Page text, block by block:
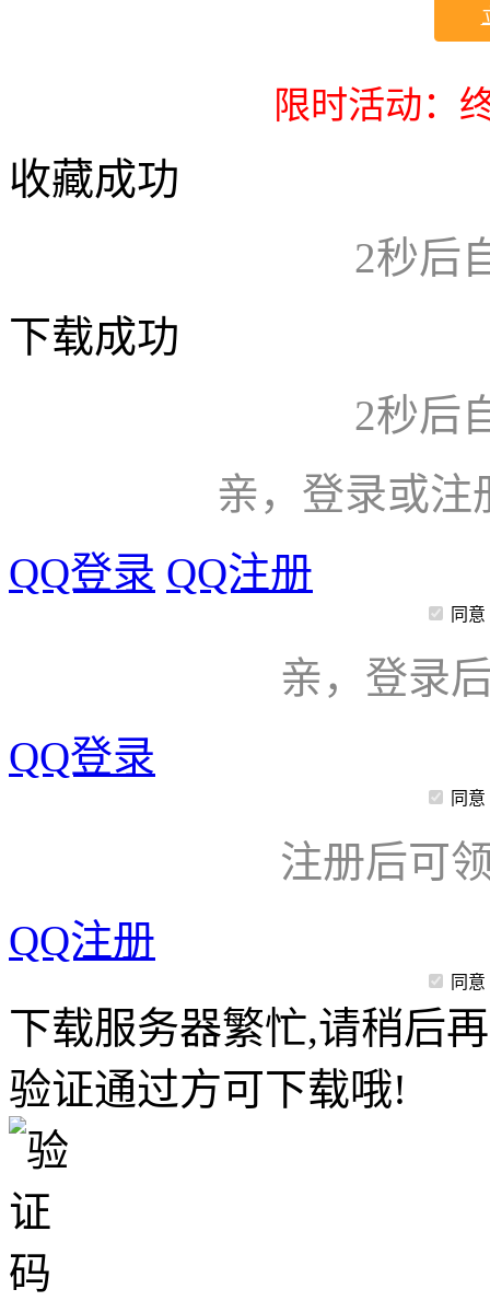
限时活动：
收藏成功
2秒后
下载成功
2秒后
亲，登录或注
QQ登录 QQ注册
同意
亲，登录
QQ登录
同意
注册后可
QQ注册
同意
下载服务器繁忙,请稍后
验证通过方可下载哦!